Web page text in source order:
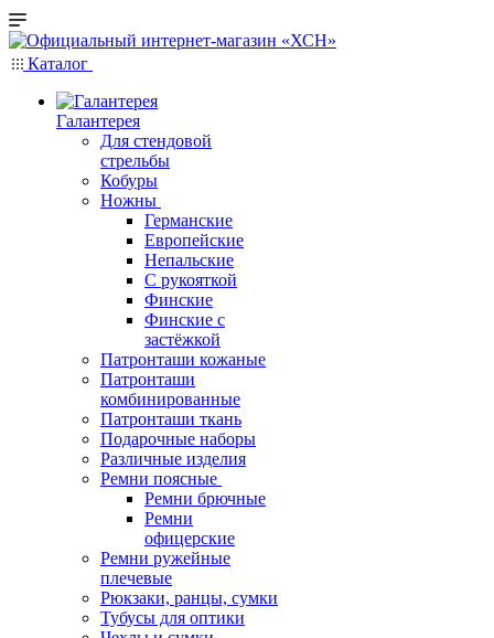
Каталог
Галантерея
Для стендовой
стрельбы
Кобуры
Ножны
Германские
Европейские
Непальские
С рукояткой
Финские
Финские с
застёжкой
Патронташи кожаные
Патронташи
комбинированные
Патронташи ткань
Подарочные наборы
Различные изделия
Ремни поясные
Ремни брючные
Ремни
офицерские
Ремни ружейные
плечевые
Рюкзаки, ранцы, сумки
Тубусы для оптики